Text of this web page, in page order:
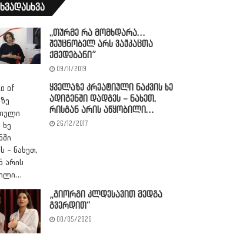
,,თურმე რა მომხდარა…
შეუცნობელ არს ვაჟკაცთა
ქმედებანი”
09/11/2019
ყველაზე კრეატიული ნაძვის ხე
ადიგენში დადგეს – ნახეთ,
რისგან არის აწყობილი…
26/12/2017
„გიორგი კლდესავით მედგა
გვერდით“
08/05/2026